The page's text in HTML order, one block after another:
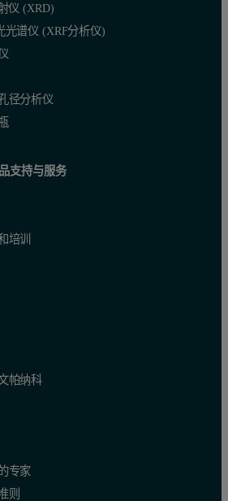
仪 (XRD)
光谱仪 (XRF分析仪)
径分析仪
支持与服务
培训
帕纳科
专家
则